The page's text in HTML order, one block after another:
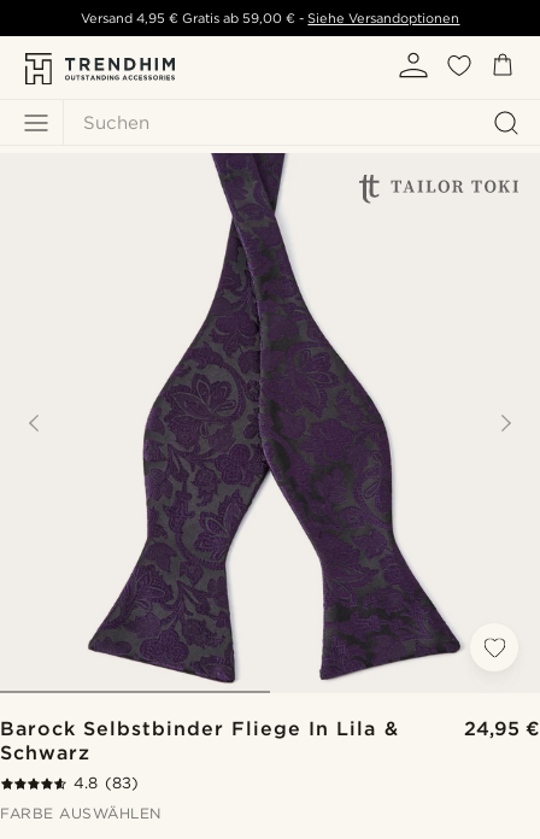
Suchen
Versand 4,95 € Gratis ab 59,00 € - Siehe Versandoptionen
Barock Selbstbinder Fliege In Lila &
Schwarz
24,95 €
4.8 (83)
FARBE AUSWÄHLEN